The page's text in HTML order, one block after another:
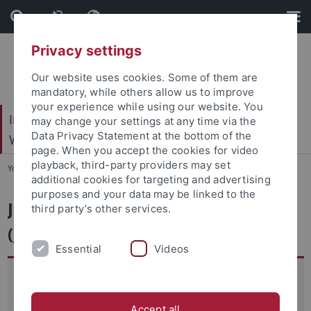
Skip
to
content
Skip
to
footer
Internationales Zentrum für Ethik in den
Wissenschaften (IZEW)
You are here: Startseite ... JVMG
Japanese Visual Media Graph
(JVMG)
japanischen visuellen Medien stetig gestiegen, was sich in
Privacy settings
Our website uses cookies. Some of them are
mandatory, while others allow us to improve
your experience while using our website. You
may change your settings at any time via the
Data Privacy Statement at the bottom of the
page. When you accept the cookies for video
playback, third-party providers may set
additional cookies for targeting and advertising
purposes and your data may be linked to the
third party’s other services.
Essential Videos